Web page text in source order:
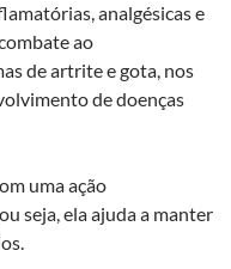
analgésicas e
ao
de artrite e gota, nos
de doenças
uma ação
seja, ela ajuda a manter